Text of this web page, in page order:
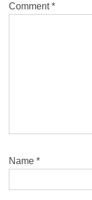
Comment*
Name *